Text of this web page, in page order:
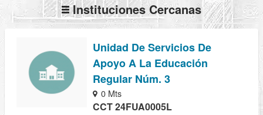
Instituciones Cercanas
Unidad De Servicios De
Apoyo A La Educación
Regular Núm. 3
0 Mts
CCT 24FUA0005L